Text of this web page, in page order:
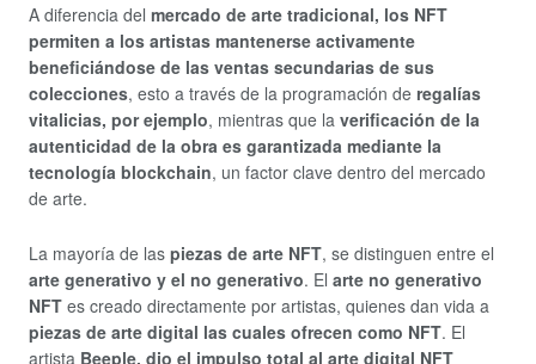
A diferencia del mercado de arte tradicional, los NFT
permiten a los artistas mantenerse activamente
beneficiándose de las ventas secundarias de sus
colecciones, esto a través de la programación de regalías
vitalicias, por ejemplo, mientras que la verificación de la
autenticidad de la obra es garantizada mediante la
tecnología blockchain, un factor clave dentro del mercado
de arte.
La mayoría de las piezas de arte NFT, se distinguen entre el
arte generativo y el no generativo. El arte no generativo
NFT es creado directamente por artistas, quienes dan vida a
piezas de arte digital las cuales ofrecen como NFT. El
artista Beeple, dio el impulso total al arte digital NFT